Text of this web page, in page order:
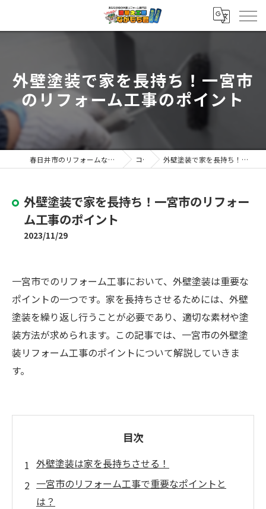
外壁塗装で家を長持ち！一宮市
のリフォーム工事のポイント
春日井市のリフォームなら塗替え工房ながもち君 春日井店 コラム 外壁塗装で家を長持ち！一宮市のリフォーム工事のポイント
外壁塗装で家を長持ち！一宮市のリフォー
ム工事のポイント
2023/11/29
一宮市でのリフォーム工事において、外壁塗装は重要な
ポイントの一つです。家を長持ちさせるためには、外壁
塗装を繰り返し行うことが必要であり、適切な素材や塗
装方法が求められます。この記事では、一宮市の外壁塗
装リフォーム工事のポイントについて解説していきま
す。
目次
外壁塗装は家を長持ちさせる！
一宮市のリフォーム工事で重要なポイントと
は？